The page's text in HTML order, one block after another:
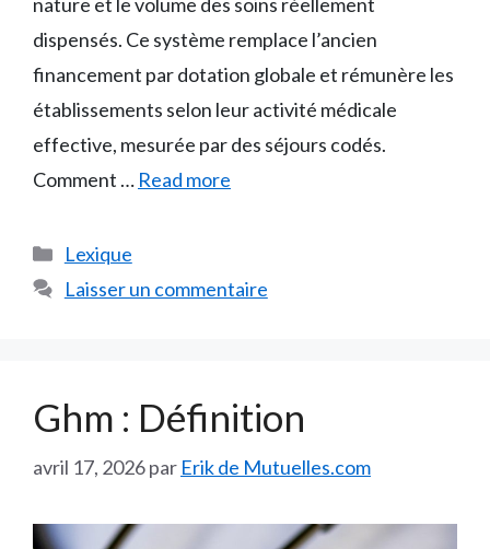
dispensés. Ce système remplace l’ancien
financement par dotation globale et rémunère les
établissements selon leur activité médicale
effective, mesurée par des séjours codés.
Comment … Read more
Catégories
Lexique
Laisser un commentaire
Ghm : Définition
avril 17, 2026par Erik de Mutuelles.com